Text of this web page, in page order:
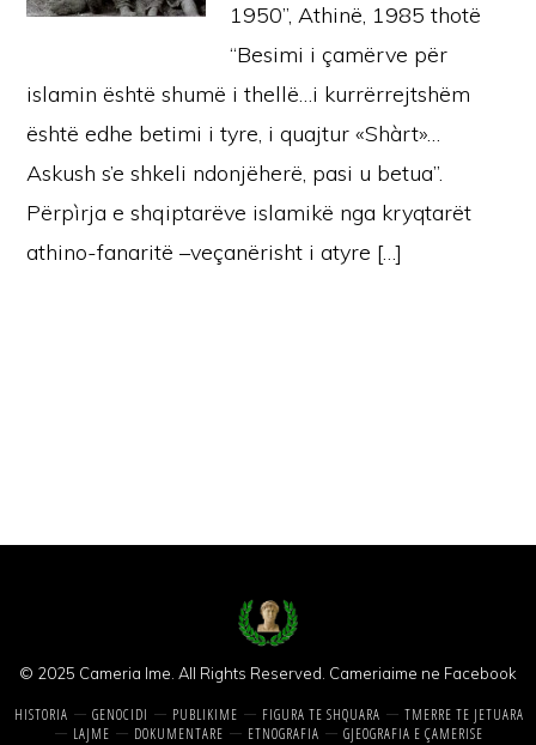
1950”, Athinë, 1985 thotë
“Besimi i çamërve për
islamin është shumë i thellë…i kurrërrejtshëm
është edhe betimi i tyre, i quajtur «Shàrt»…
Askush s’e shkeli ndonjëherë, pasi u betua”.
Përpìrja e shqiptarëve islamikë nga kryqtarët
athino-fanaritë –veçanërisht i atyre […]
© 2025 Cameria Ime. All Rights Reserved. Cameriaime ne Facebook
HISTORIA GENOCIDI PUBLIKIME FIGURA TE SHQUARA
TMERRE TE JETUARA
LAJME
DOKUMENTARE ETNOGRAFIA
GJEOGRAFIA E ÇAMERISE